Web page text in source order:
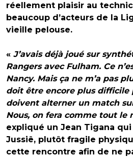
réellement plaisir au
beaucoup d’acteurs de la
vieille pelouse.
« J’avais déjà joué sur
Rangers avec Fulham. Ce
Nancy. Mais ça ne m’a pas
doit être encore plus difficile
doivent alterner un match
Nous, on fera comme tout le
expliqué un Jean Tigana
Jussiê, plutôt fragile
cette rencontre afin de ne